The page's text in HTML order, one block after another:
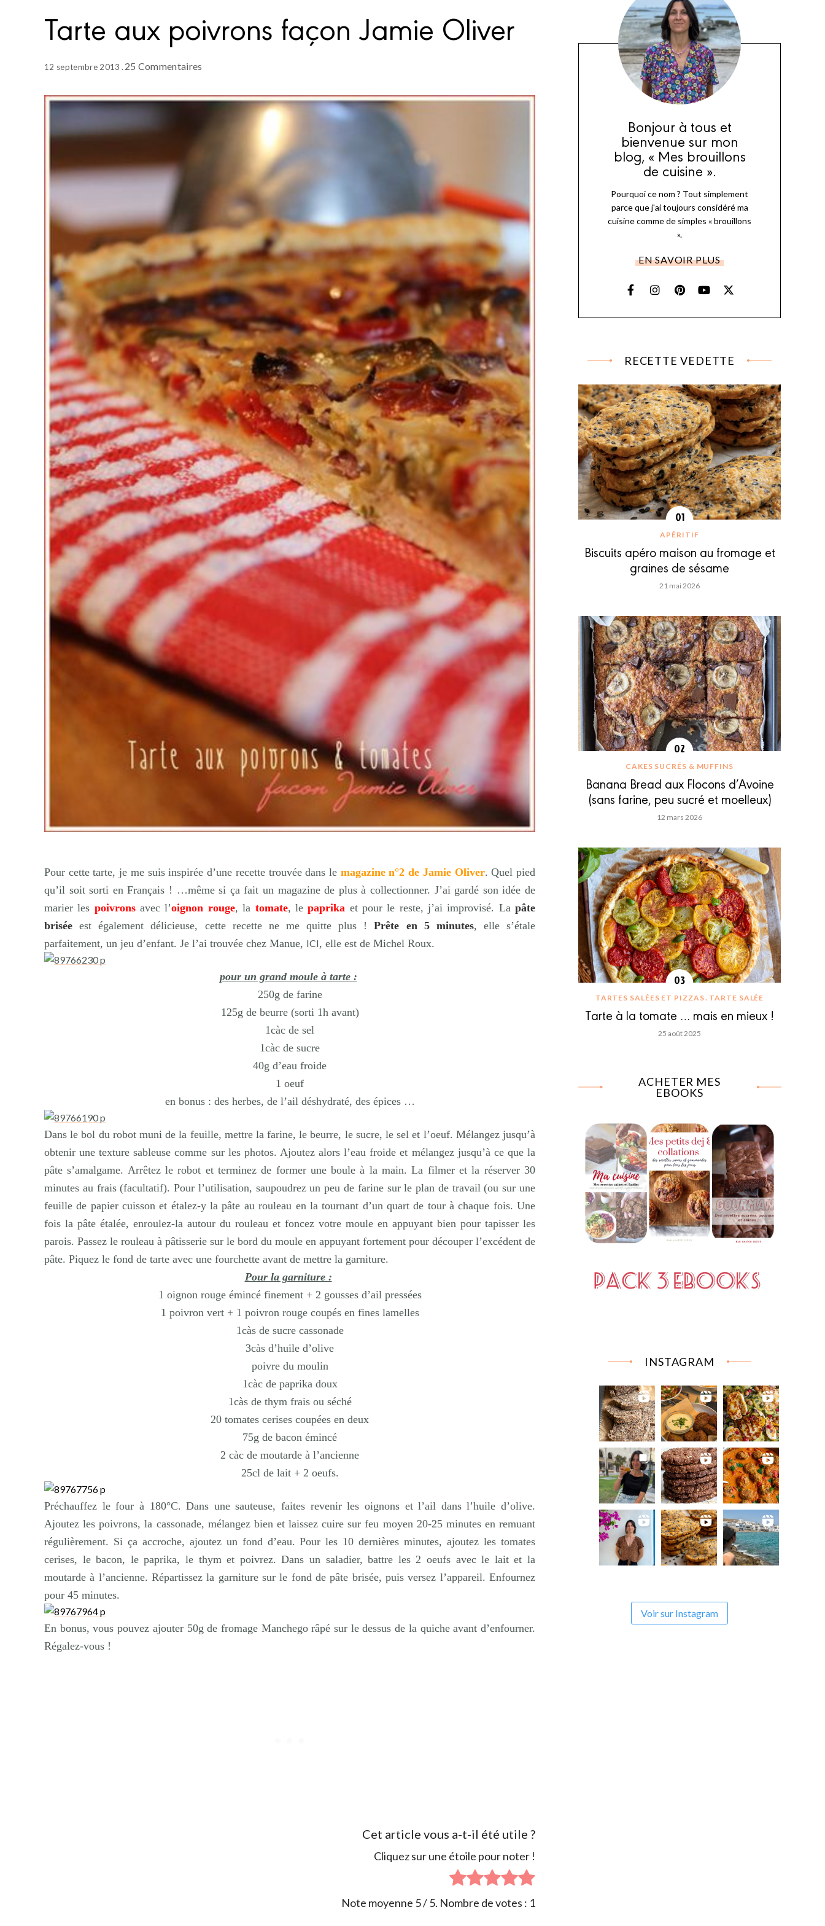
Tarte aux poivrons façon Jamie Oliver
12 septembre 2013 25 Commentaires
Pour cette tarte, je me suis inspirée d’une recette trouvée dans le magazine n°2 de Jamie Oliver. Quel pied
qu’il soit sorti en Français ! …même si ça fait un magazine de plus à collectionner. J’ai gardé son idée de
marier les poivronsavec l’oignon rouge, la tomate, lepaprika et pour le reste, j’ai improvisé. Lapâte
brisée est également délicieuse, cette recette ne me quitte plus !Prête en 5 minutes, elle s’étale
parfaitement, un jeu d’enfant. Je l’ai trouvée chez Manue, ICI, elle est de Michel Roux.
pour un grand moule à tarte :
250g de farine
125g de beurre (sorti 1h avant)
1càc de sel
1càc de sucre
40g d’eau froide
1 oeuf
en bonus : des herbes, de l’ail déshydraté, des épices …
Dans le bol du robot muni de la feuille, mettre la farine, le beurre, le sucre, le sel et l’oeuf. Mélangez jusqu’à
obtenir une texture sableuse comme sur les photos. Ajoutez alors l’eau froide et mélangez jusqu’à ce que la
pâte s’amalgame. Arrêtez le robot et terminez de former une boule à la main. La filmer et la réserver 30
minutes au frais (facultatif). Pour l’utilisation, saupoudrez un peu de farine sur le plan de travail (ou sur une
feuille de papier cuisson et étalez-y la pâte au rouleau en la tournant d’un quart de tour à chaque fois. Une
fois la pâte étalée, enroulez-la autour du rouleau et foncez votre moule en appuyant bien pour tapisser les
parois. Passez le rouleau à pâtisserie sur le bord du moule en appuyant fortement pour découper l’excédent de
pâte. Piquez le fond de tarte avec une fourchette avant de mettre la garniture.
Pour la garniture :
1 oignon rouge émincé finement + 2 gousses d’ail pressées
1 poivron vert + 1 poivron rouge coupés en fines lamelles
1càs de sucre cassonade
3càs d’huile d’olive
poivre du moulin
1càc de paprika doux
1càs de thym frais ou séché
20 tomates cerises coupées en deux
75g de bacon émincé
2 càc de moutarde à l’ancienne
25cl de lait + 2 oeufs.
Préchauffez le four à 180°C. Dans une sauteuse, faites revenir les oignons et l’ail dans l’huile d’olive.
Ajoutez les poivrons, la cassonade, mélangez bien et laissez cuire sur feu moyen 20-25 minutes en remuant
régulièrement. Si ça accroche, ajoutez un fond d’eau. Pour les 10 dernières minutes, ajoutez les tomates
cerises, le bacon, le paprika, le thym et poivrez. Dans un saladier, battre les 2 oeufs avec le lait et la
moutarde à l’ancienne. Répartissez la garniture sur le fond de pâte brisée, puis versez l’appareil. Enfournez
pour 45 minutes.
En bonus, vous pouvez ajouter 50g de fromage Manchego râpé sur le dessus de la quiche avant d’enfourner.
Régalez-vous !
Cet article vous a-t-il été utile ?
Cliquez sur une étoile pour noter !
Note moyenne 5/ 5. Nombre de votes : 1
Bonjour à tous et
bienvenue sur mon
blog, « Mes brouillons
de cuisine ».
Pourquoi ce nom ? Tout simplement
parce que j'ai toujours considéré ma
cuisine comme de simples « brouillons
».
EN SAVOIR PLUS
RECETTE VEDETTE
APÉRITIF
Biscuits apéro maison au fromage et
graines de sésame
21 mai 2026
CAKES SUCRÉS & MUFFINS
Banana Bread aux Flocons d’Avoine
(sans farine, peu sucré et moelleux)
12 mars 2026
TARTES SALÉES ET PIZZAS TARTE SALÉE
Tarte à la tomate … mais en mieux !
25 août 2025
ACHETER MES
EBOOKS
INSTAGRAM
Voir sur Instagram